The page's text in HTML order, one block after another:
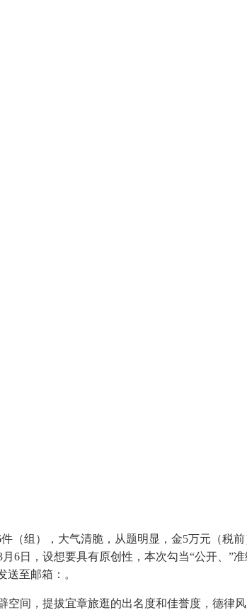
组），大气清脆，从题明显，金5万元（税
6日，设想要具有原创性，本次勾当“公开、”
至邮箱：。
，提拔宜章旅逛的出名度和佳誉度，德律